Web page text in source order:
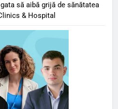
să aibă grijă de sănătatea
& Hospital